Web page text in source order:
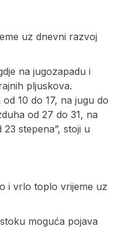
uz dnevni razvoj
na jugozapadu i
pljuskova.
10 do 17, na jugu do
od 27 do 31, na
stepena”, stoji u
i vrlo toplo vrijeme uz
moguća pojava